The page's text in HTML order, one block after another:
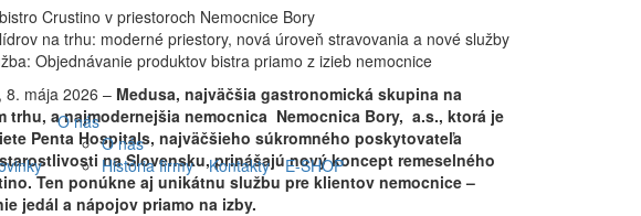
O nás
O nás
História firmy
Kontakty E-SHOP
Crustino v priestoroch Nemocnice Bory
na trhu: moderné priestory, nová úroveň stravovania a nové služby
Objednávanie produktov bistra priamo z izieb nemocnice
8. mája 2026 – Medusa, najväčšia gastronomická skupina na
trhu, a najmodernejšia nemocnica Nemocnica Bory, a.s., ktorá je
Penta Hospitals, najväčšieho súkromného poskytovateľa
na Slovensku, prinášajú nový koncept remeselného
Ten ponúkne aj unikátnu službu pre klientov nemocnice –
jedál a nápojov priamo na izby.